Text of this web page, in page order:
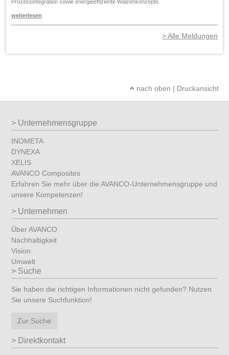
Prozessintegration sowie energieeffiziente Walzenkonzepte.
weiterlesen
Alle Meldungen
nach oben | Druckansicht
Unternehmensgruppe
INOMETA
DYNEXA
XELIS
AVANCO Composites
Erfahren Sie mehr über die AVANCO-Unternehmensgruppe und
unsere Kompetenzen!
Unternehmen
Über AVANCO
Nachhaltigkeit
Vision
Umwelt
Suche
Sie haben die richtigen Informationen nicht gefunden? Nutzen
Sie unsere Suchfunktion!
Zur Suche
Direktkontakt